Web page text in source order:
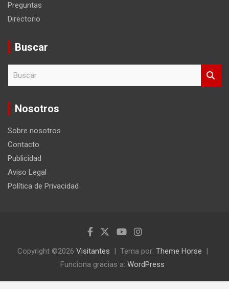
Preguntas
Directorio
Buscar
c
Nosotros
Sobre nosotros
Contacto
Publicidad
Aviso Legal
Política de Privacidad
Copyright ©2026 Visitantes Tema por: Theme Horse
Funciona gracias a: WordPress